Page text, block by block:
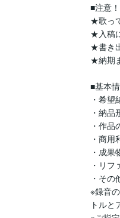
■注意！
★歌っ
★入稿
★書き
★納期
■基本
・希望
・納
・作品
・商用
・成
・リフ
・その
※録音
トルと